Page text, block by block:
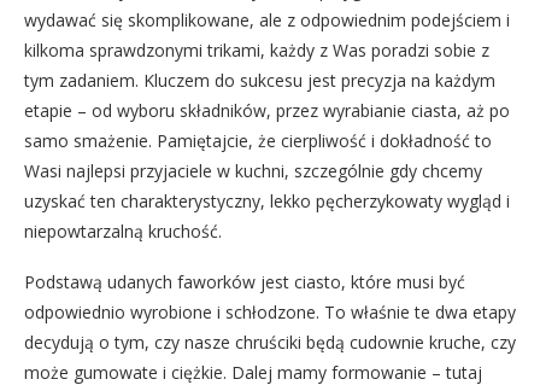
wydawać się skomplikowane, ale z odpowiednim podejściem i
kilkoma sprawdzonymi trikami, każdy z Was poradzi sobie z
tym zadaniem. Kluczem do sukcesu jest precyzja na każdym
etapie – od wyboru składników, przez wyrabianie ciasta, aż po
samo smażenie. Pamiętajcie, że cierpliwość i dokładność to
Wasi najlepsi przyjaciele w kuchni, szczególnie gdy chcemy
uzyskać ten charakterystyczny, lekko pęcherzykowaty wygląd i
niepowtarzalną kruchość.
Podstawą udanych faworków jest ciasto, które musi być
odpowiednio wyrobione i schłodzone. To właśnie te dwa etapy
decydują o tym, czy nasze chruściki będą cudownie kruche, czy
może gumowate i ciężkie. Dalej mamy formowanie – tutaj